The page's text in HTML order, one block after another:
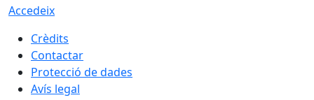
Accedeix
Crèdits
Contactar
Protecció de dades
Avís legal